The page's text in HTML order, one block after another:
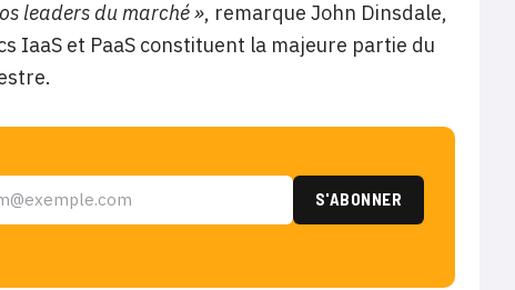
leaders du marché », remarque John Dinsdale,
IaaS et PaaS constituent la majeure partie du